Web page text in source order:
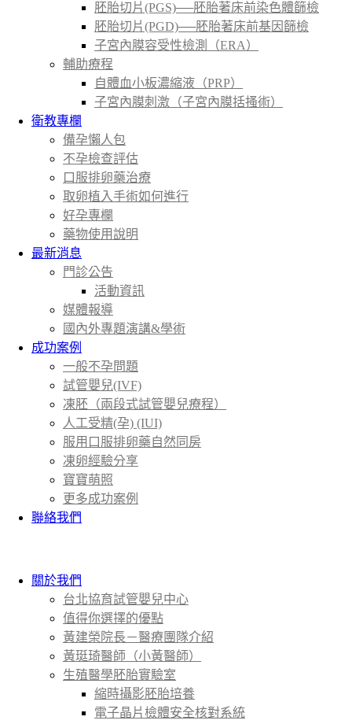
胚胎切片(PGS)──胚胎著床前染色體篩檢
胚胎切片(PGD)──胚胎著床前基因篩檢
子宮內膜容受性檢測（ERA）
輔助療程
自體血小板濃縮液（PRP）
子宮內膜刺激（子宮內膜括搔術）
衛教專欄
備孕懶人包
不孕檢查評估
口服排卵藥治療
取卵植入手術如何進行
好孕專欄
藥物使用說明
最新消息
門診公告
活動資訊
媒體報導
國內外專題演講&學術
成功案例
一般不孕問題
試管嬰兒(IVF)
凍胚（兩段式試管嬰兒療程）
人工受精(孕) (IUI)
服用口服排卵藥自然同房
凍卵經驗分享
寶寶萌照
更多成功案例
聯絡我們
關於我們
台北協育試管嬰兒中心
值得你選擇的優點
黃建榮院長－醫療團隊介紹
黃珽琦醫師（小黃醫師）
生殖醫學胚胎實驗室
縮時攝影胚胎培養
電子晶片檢體安全核對系統